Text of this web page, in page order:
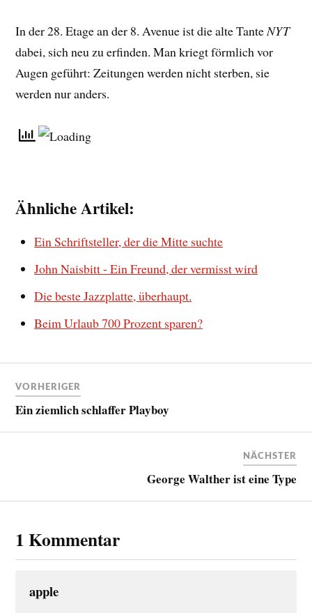
In der 28. Etage an der 8. Avenue ist die alte Tante NYT
dabei, sich neu zu erfinden. Man kriegt förmlich vor
Augen geführt: Zeitungen werden nicht sterben, sie
werden nur anders.
Ähnliche Artikel:
Ein Schriftsteller, der die Mitte suchte
John Naisbitt - Ein Freund, der vermisst wird
Die beste Jazzplatte, überhaupt.
Beim Urlaub 700 Prozent sparen?
VORHERIGER
Ein ziemlich schlaffer Playboy
NÄCHSTER
George Walther ist eine Type
1 Kommentar
apple